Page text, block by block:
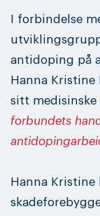
I forbindelse
antidoping på
Hanna Kristine
sitt medisinske
forbundets
Hanna Kristine